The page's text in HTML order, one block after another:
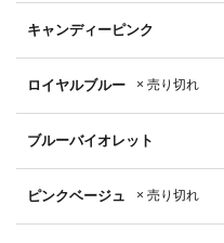
キャンディーピンク
ロイヤルブルー × 売り切れ
ブルーバイオレット
ピンクベージュ × 売り切れ